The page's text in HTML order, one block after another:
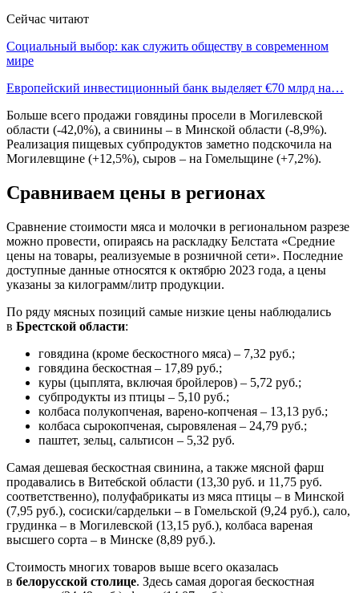
Сейчас читают
Социальный выбор: как служить обществу в современном
мире
Европейский инвестиционный банк выделяет €70 млрд на…
Больше всего продажи говядины просели в Могилевской
области (-42,0%), а свинины – в Минской области (-8,9%).
Реализация пищевых субпродуктов заметно подскочила на
Могилевщине (+12,5%), сыров – на Гомельщине (+7,2%).
Сравниваем цены в регионах
Сравнение стоимости мяса и молочки в региональном разрезе
можно провести, опираясь на раскладку Белстата «Средние
цены на товары, реализуемые в розничной сети». Последние
доступные данные относятся к октябрю 2023 года, а цены
указаны за килограмм/литр продукции.
По ряду мясных позиций самые низкие цены наблюдались
в Брестской области:
говядина (кроме бескостного мяса) – 7,32 руб.;
говядина бескостная – 17,89 руб.;
куры (цыплята, включая бройлеров) – 5,72 руб.;
субпродукты из птицы – 5,10 руб.;
колбаса полукопченая, варено-копченая – 13,13 руб.;
колбаса сырокопченая, сыровяленая – 24,79 руб.;
паштет, зельц, сальтисон – 5,32 руб.
Самая дешевая бескостная свинина, а также мясной фарш
продавались в Витебской области (13,30 руб. и 11,75 руб.
соответственно), полуфабрикаты из мяса птицы – в Минской
(7,95 руб.), сосиски/сардельки – в Гомельской (9,24 руб.), сало,
грудинка – в Могилевской (13,15 руб.), колбаса вареная
высшего сорта – в Минске (8,89 руб.).
Стоимость многих товаров выше всего оказалась
в белорусской столице. Здесь самая дорогая бескостная